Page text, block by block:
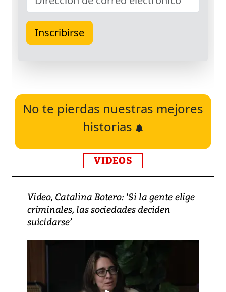
No te pierdas nuestras mejores
historias
VIDEOS
Video, Catalina Botero: ‘Si la gente elige
criminales, las sociedades deciden
suicidarse’